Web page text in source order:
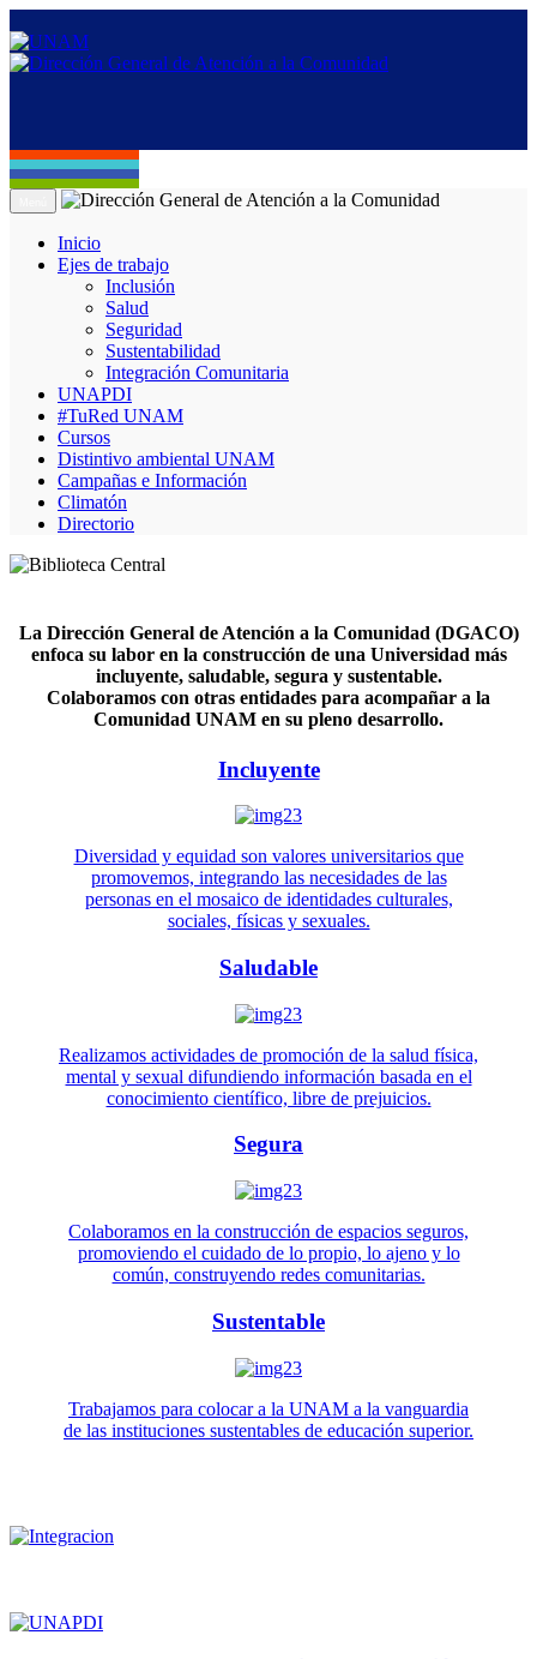
Inicio
Ejes de trabajo
Inclusión
Salud
Seguridad
Sustentabilidad
Integración Comunitaria
UNAPDI
#TuRed UNAM
Cursos
Distintivo ambiental UNAM
Campañas e Información
Climatón
Directorio
La Dirección General de Atención a la Comunidad (DGACO)
enfoca su labor en la construcción de una Universidad más
incluyente, saludable, segura y sustentable.
Colaboramos con otras entidades para acompañar a la
Comunidad UNAM en su pleno desarrollo.
Incluyente
Diversidad y equidad son valores universitarios que
promovemos, integrando las necesidades de las
personas en el mosaico de identidades culturales,
sociales, físicas y sexuales.
Saludable
Realizamos actividades de promoción de la salud física,
mental y sexual difundiendo información basada en el
conocimiento científico, libre de prejuicios.
Segura
Colaboramos en la construcción de espacios seguros,
promoviendo el cuidado de lo propio, lo ajeno y lo
común, construyendo redes comunitarias.
Sustentable
Trabajamos para colocar a la UNAM a la vanguardia
de las instituciones sustentables de educación superior.